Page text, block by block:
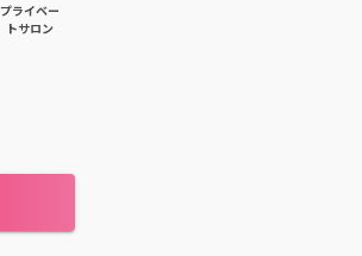
プライベー
トサロン